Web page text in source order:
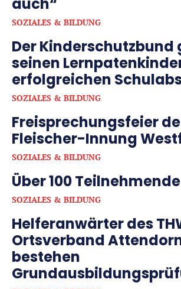
SOZIALES & BILDUNG
Der
seinen
erfolgreichen
SOZIALES & BILDUNG
Freisprechungsfeier
Fleischer-Innung
SOZIALES & BILDUNG
Über 100 Teilnehmende
SOZIALES & BILDUNG
Helferanwärter des
Ortsverband
bestehen